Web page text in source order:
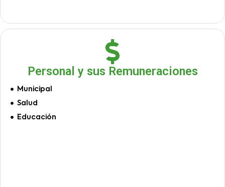
Personal y sus Remuneraciones
Municipal
Salud
Educación